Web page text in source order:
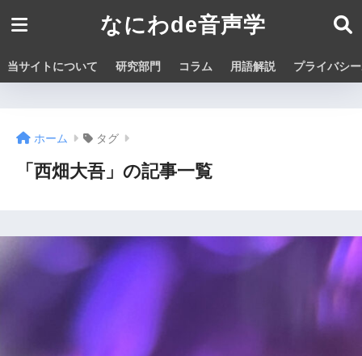
なにわde音声学
当サイトについて 研究部門 コラム 用語解説 プライバシ
ホーム タグ
「西畑大吾」の記事一覧